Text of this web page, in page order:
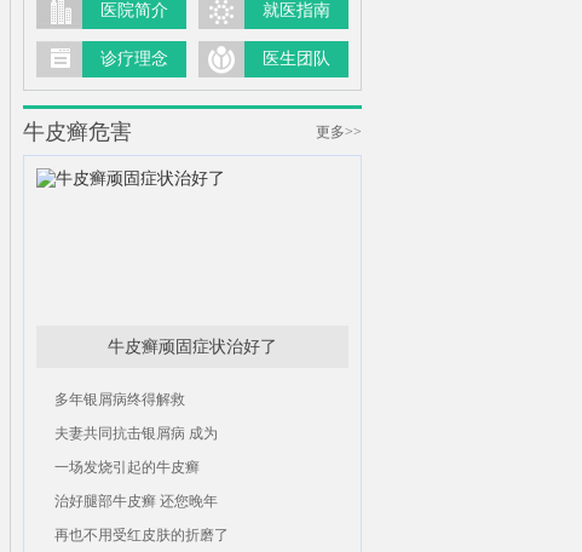
医院简介 就医指南
诊疗理念 医生团队
更多>>
牛皮癣危害
牛皮癣顽固症状治好了
多年银屑病终得解救
夫妻共同抗击银屑病 成为
一场发烧引起的牛皮癣
治好腿部牛皮癣 还您晚年
再也不用受红皮肤的折磨了